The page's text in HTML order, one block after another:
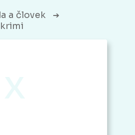
a človek ➔